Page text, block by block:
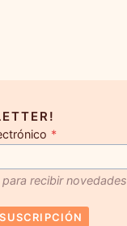
*
recibir novedades